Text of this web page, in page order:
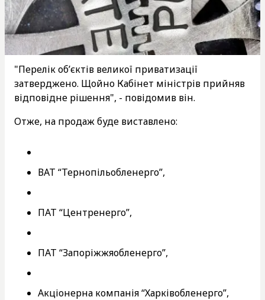
"Перелік об’єктів великої приватизації
затверджено. Щойно Кабінет міністрів прийняв
відповідне рішення", - повідомив він.
Отже, на продаж буде виставлено:
ВАТ “Тернопільобленерго”,
ПАТ “Центренерго”,
ПАТ “Запоріжжяобленерго”,
Акціонерна компанія “Харківобленерго”,